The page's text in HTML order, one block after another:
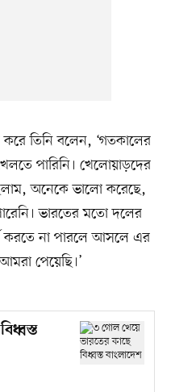
তিনি বলেন, ‘গতকালের
পারিনি। খেলোয়াড়দের
অনেকে ভালো করেছে,
ভারতের মতো দলের
করতে না পারলে আসলে এর
পেয়েছি।’